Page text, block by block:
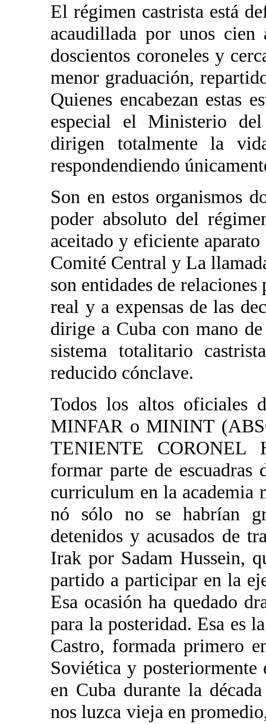
El régimen castrista está
acaudillada por unos cien
doscientos coroneles y
menor graduación,
Quienes encabezan estas
especial el Ministerio
dirigen totalmente la
respondendiendo
Son en estos organismos
poder absoluto del
aceitado y eficiente
Comité Central y La
son entidades de
real y a expensas de las
dirige a Cuba con mano
sistema totalitario
reducido cónclave.
Todos los altos oficiales
MINFAR o MININT
TENIENTE CORONEL
formar parte de
curriculum en la academia
nó sólo no se habrían
detenidos y acusados de
Irak por Sadam Hussein,
partido a participar en la
Esa ocasión ha quedado
para la posteridad. Esa es
Castro, formada primero
Soviética y
en Cuba durante la
nos luzca vieja en